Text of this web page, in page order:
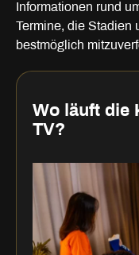
Informationen rund
Termine, die Stadien
bestmöglich
Wo läuft die
TV?